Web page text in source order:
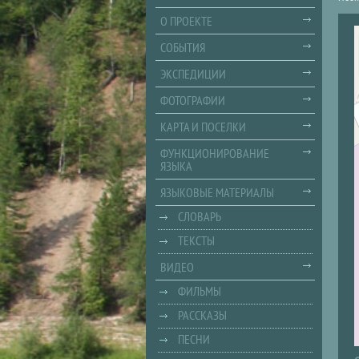
О ПРОЕКТЕ
СОБЫТИЯ
ЭКСПЕДИЦИИ
ФОТОГРАФИИ
КАРТА И ПОСЕЛКИ
ФУНКЦИОНИРОВАНИЕ
ЯЗЫКА
ЯЗЫКОВЫЕ МАТЕРИАЛЫ
СЛОВАРЬ
ТЕКСТЫ
ВИДЕО
ФИЛЬМЫ
РАССКАЗЫ
ПЕСНИ